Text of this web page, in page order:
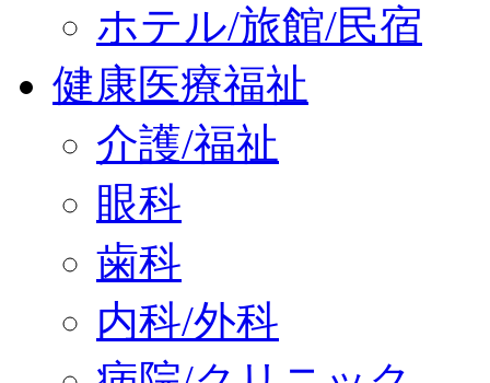
ホテル/旅館/民宿
健康医療福祉
介護/福祉
眼科
歯科
内科/外科